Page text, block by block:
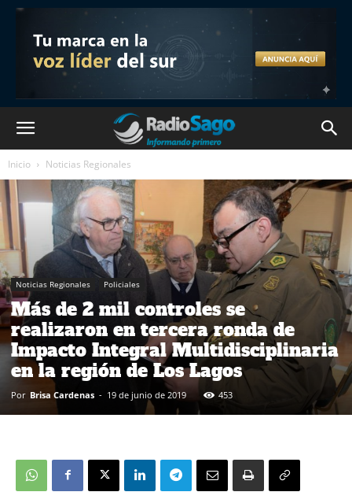
Inicio Noticias Regionales
Noticias Regionales Policiales
Más de 2 mil controles se
realizaron en tercera ronda de
Impacto Integral Multidisciplinaria
en la región de Los Lagos
Por Brisa Cardenas - 19 de junio de 2019 453